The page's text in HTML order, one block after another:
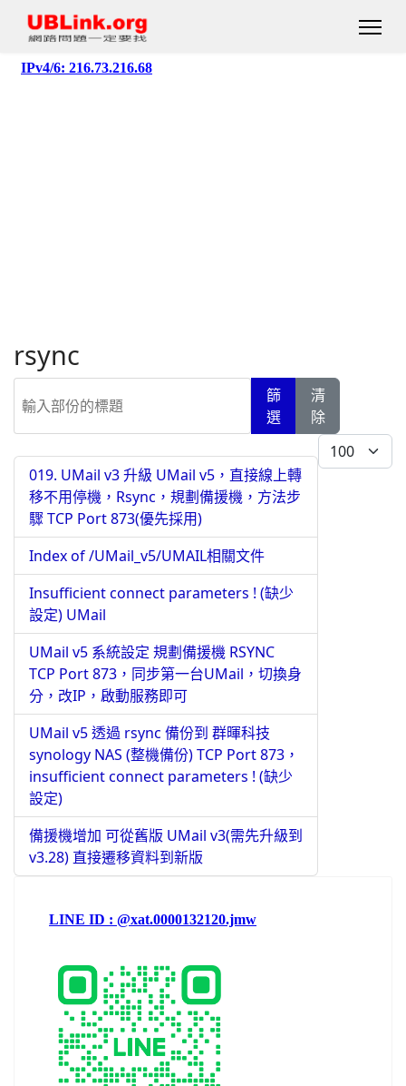
rsync
篩
選
清
除
每頁顯示條數
019. UMail v3 升級 UMail v5，直接線上轉
移不用停機，Rsync，規劃備援機，方法步
驟 TCP Port 873(優先採用)
Index of /UMail_v5/UMAIL相關文件
Insufficient connect parameters ! (缺少
設定) UMail
UMail v5 系統設定 規劃備援機 RSYNC
TCP Port 873，同步第一台UMail，切換身
分，改IP，啟動服務即可
UMail v5 透過 rsync 備份到 群暉科技
synology NAS (整機備份) TCP Port 873，
insufficient connect parameters ! (缺少
設定)
備援機增加 可從舊版 UMail v3(需先升級到
v3.28) 直接遷移資料到新版